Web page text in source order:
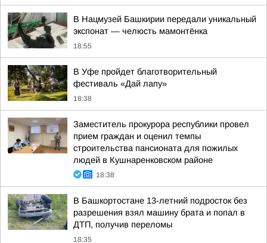
В Нацмузей Башкирии передали уникальный
экспонат — челюсть мамонтёнка
18:55
В Уфе пройдет благотворительный
фестиваль «Дай лапу»
18:38
Заместитель прокурора республики провел
прием граждан и оценил темпы
строительства пансионата для пожилых
людей в Кушнаренковском районе
18:38
В Башкортостане 13-летний подросток без
разрешения взял машину брата и попал в
ДТП, получив переломы
18:35